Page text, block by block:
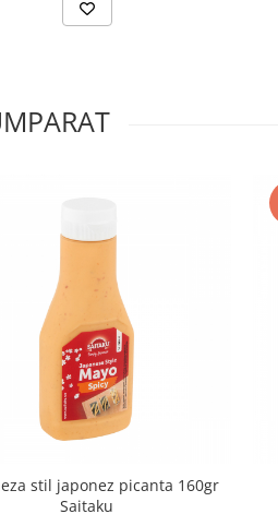
stil japonez picanta 160gr
Saitaku